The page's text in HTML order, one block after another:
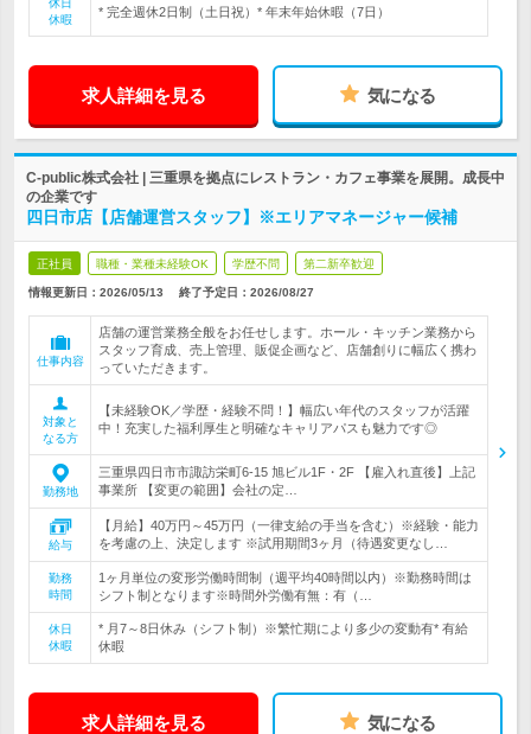
休日
休暇
* 完全週休2日制（土日祝）* 年末年始休暇（7日）
求人詳細を見る 気になる
C-public株式会社 | 三重県を拠点にレストラン・カフェ事業を展開。成長中
の企業です
四日市店【店舗運営スタッフ】※エリアマネージャー候補
正社員 職種・業種未経験OK 学歴不問 第二新卒歓迎
情報更新日：2026/05/13 終了予定日： 2026/08/27
仕事内容
店舗の運営業務全般をお任せします。ホール・キッチン業務から
スタッフ育成、売上管理、販促企画など、店舗創りに幅広く携わ
っていただきます。
対象と
なる方
【未経験OK／学歴・経験不問！】幅広い年代のスタッフが活躍
中！充実した福利厚生と明確なキャリアパスも魅力です◎
勤務地
三重県四日市市諏訪栄町6-15 旭ビル1F・2F 【雇入れ直後】上記
事業所 【変更の範囲】会社の定…
給与
【月給】40万円～45万円（一律支給の手当を含む）※経験・能力
を考慮の上、決定します ※試用期間3ヶ月（待遇変更なし…
勤務
時間
1ヶ月単位の変形労働時間制（週平均40時間以内）※勤務時間は
シフト制となります※時間外労働有無：有（…
休日
休暇
* 月7～8日休み（シフト制）※繁忙期により多少の変動有* 有給
休暇
求人詳細を見る 気になる